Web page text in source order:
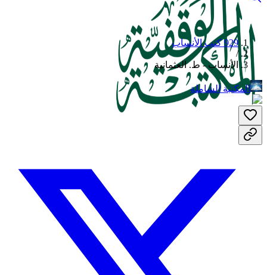
929 كتب الأنساب
/
الأنساب - ط. العثمانية
المكتبة الشاملة